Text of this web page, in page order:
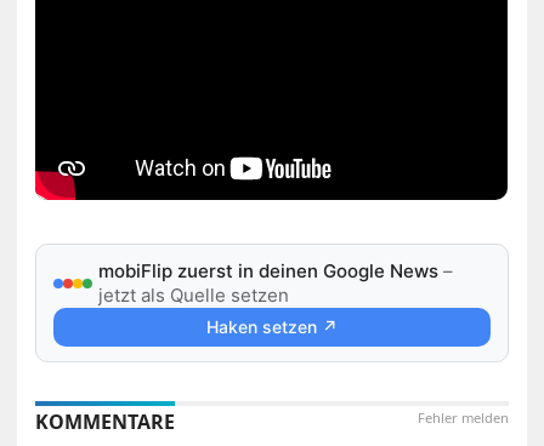
mobiFlip zuerst in deinen Google News –
jetzt als Quelle setzen
Haken setzen ↗
Fehler melden
KOMMENTARE